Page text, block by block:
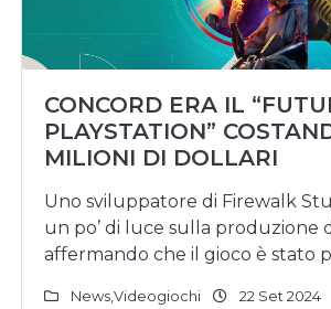
CONCORD ERA IL
PLAYSTATION”
MILIONI DI DOLLARI
Uno sviluppatore di Firewalk
un po’ di luce sulla produzione
affermando che il gioco è stato
NewsVideogiochi 22 Set 2024